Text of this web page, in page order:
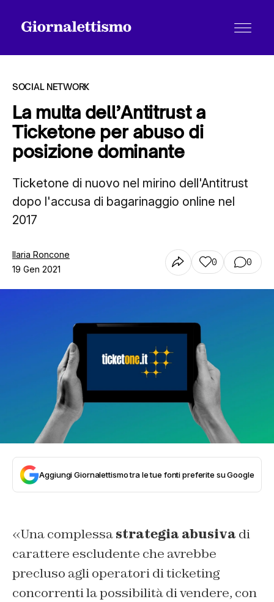
Tutti gli articoli
Chi siamo
SOCIAL NETWORK
La multa dell’Antitrust a
Ticketone per abuso di
posizione dominante
Ticketone di nuovo nel mirino dell'Antitrust
dopo l'accusa di bagarinaggio online nel
2017
Ilaria Roncone
19 Gen 2021
0 0
Aggiungi Giornalettismo tra le tue fonti preferite su Google
«Una complessastrategia abusiva di
carattere escludente che avrebbe
precluso agli operatori di ticketing
concorrenti la possibilità di vendere, con